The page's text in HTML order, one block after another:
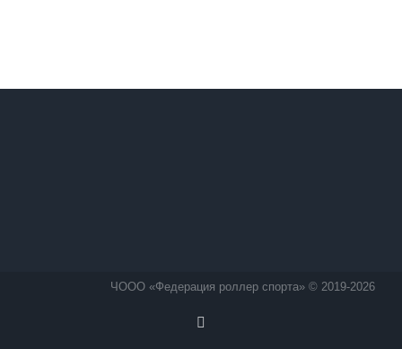
ЧООО «Федерация роллер спорта» © 2019-2026